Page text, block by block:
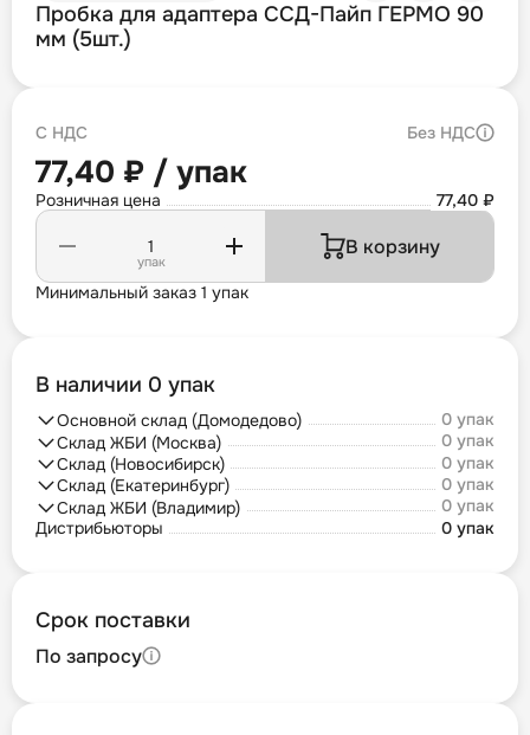
Пробка для адаптера ССД-Пайп ГЕРМО 90
мм (5шт.)
С НДС Без НДС
77,40 ₽ / упак
Розничная цена 77,40 ₽
упак
В корзину
Минимальный заказ 1 упак
В наличии 0 упак
Основной склад (Домодедово)
0 упак
Склад ЖБИ (Москва)
0 упак
Склад (Новосибирск)
0 упак
Склад (Екатеринбург)
0 упак
Склад ЖБИ (Владимир)
0 упак
Дистрибьюторы
0 упак
Срок поставки
По запросу